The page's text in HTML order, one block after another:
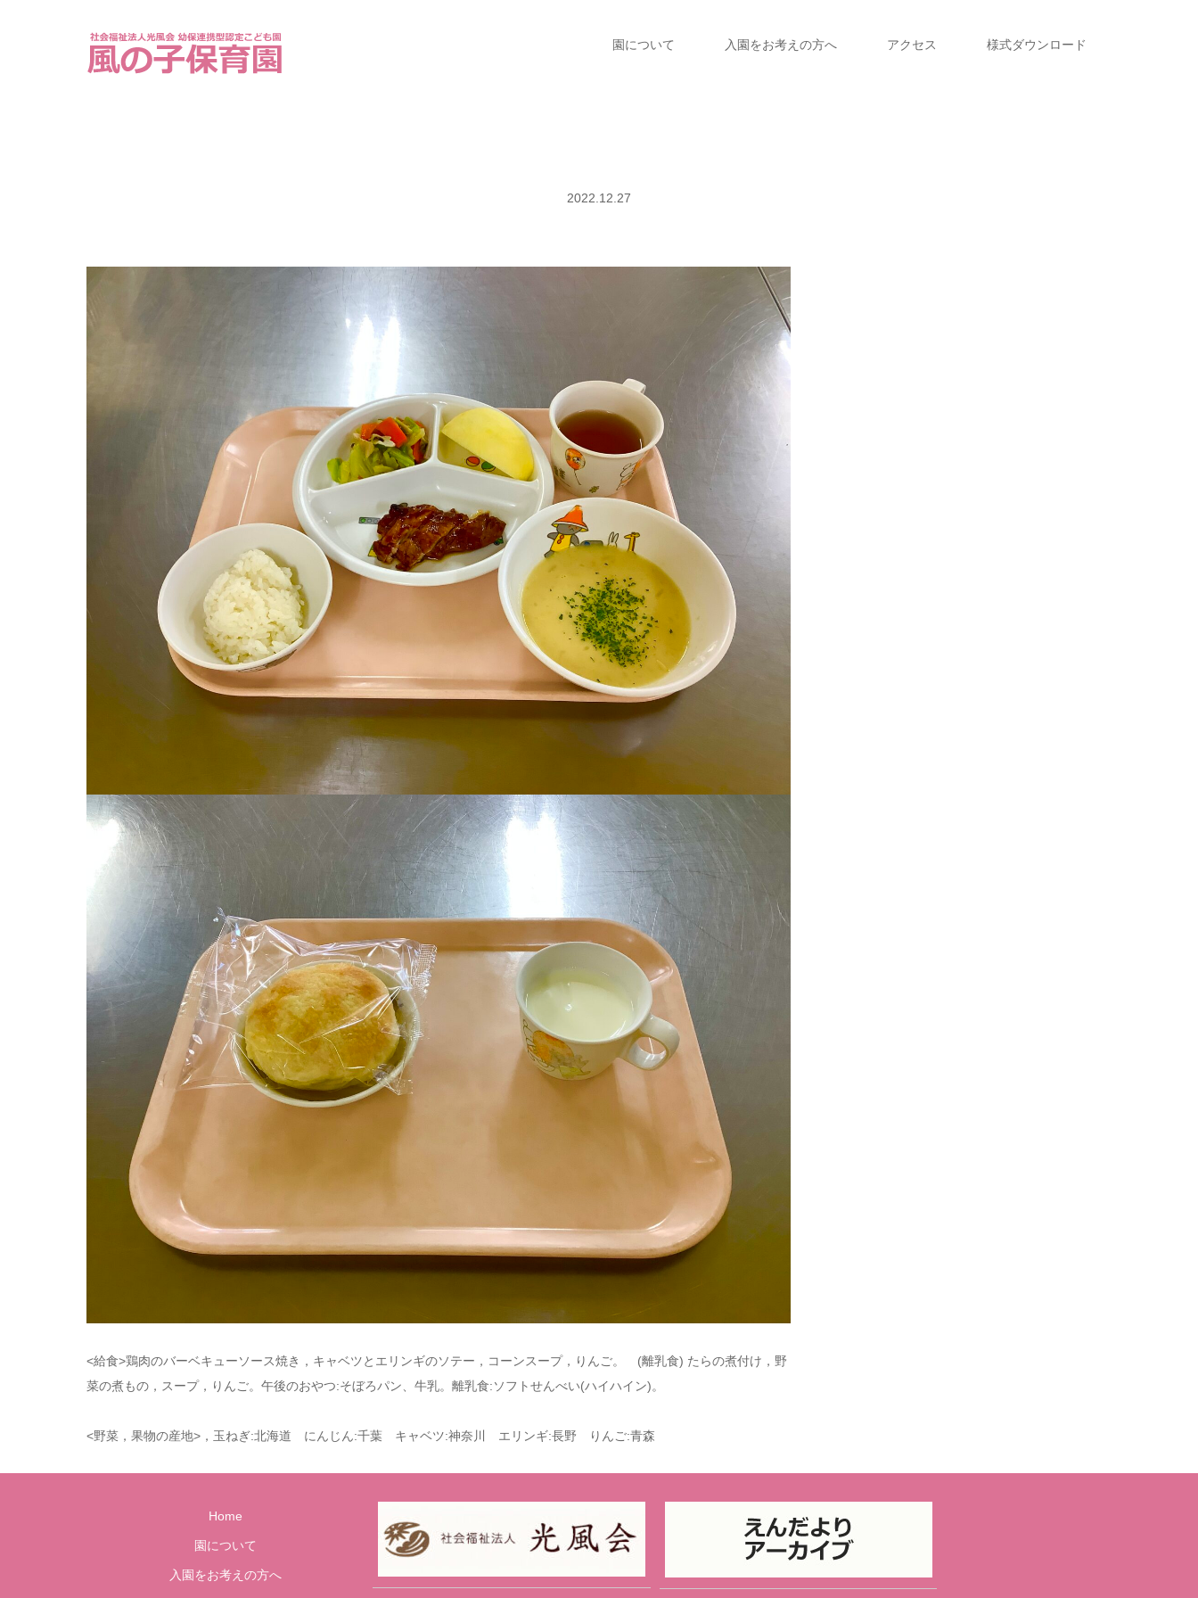
園について 入園をお考えの方へ アクセス 様式ダウンロード
2022.12.27
<給食>鶏肉のバーベキューソース焼き，キャベツとエリンギのソテー，コーンスープ，りんご。 (離乳食) たらの煮付け，野
菜の煮もの，スープ，りんご。午後のおやつ:そぼろパン、牛乳。離乳食:ソフトせんべい(ハイハイン)。
<野菜，果物の産地>，玉ねぎ:北海道 にんじん:千葉 キャベツ:神奈川 エリンギ:長野 りんご:青森
Home
園について
入園をお考えの方へ